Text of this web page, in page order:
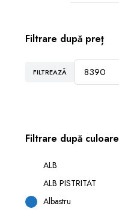
Filtrare după preț
FILTREAZĂ
Filtrare după culoare
ALB
ALB PISTRITAT
Albastru